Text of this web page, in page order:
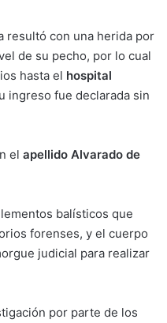
resultó con una herida por
de su pecho, por lo cual
hasta el hospital
ingreso fue declarada sin
el apellido Alvarado de
balísticos que
forenses, y el cuerpo
judicial para realizar
por parte de los